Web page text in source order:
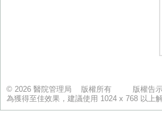
© 2026 醫院管理局 版權所有 版權告
為獲得至佳效果，建議使用 1024 x 768 以上